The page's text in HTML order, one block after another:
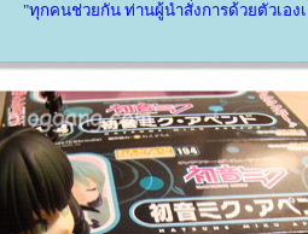
"ทุกคนช่วยกัน ท่านผู้นำสั่งการด้วยตัวเอง